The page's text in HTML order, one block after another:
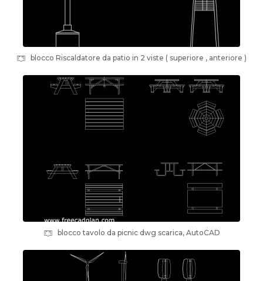
blocco Riscaldatore da patio in 2 viste ( superiore , anteriore )
blocco tavolo da picnic dwg scarica, AutoCAD